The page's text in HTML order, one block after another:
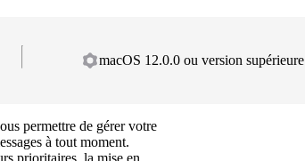
macOS 12.0.0 ou version supérieure
permettre de gérer votre
à tout moment.